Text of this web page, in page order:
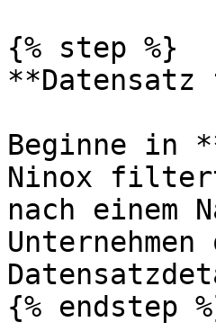
{% step %}
**Datensatz
Beginne in
Ninox filtert
nach einem
{% endstep